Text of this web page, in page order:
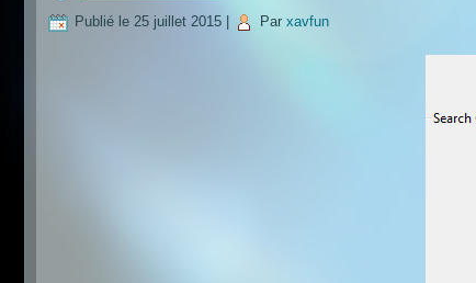
Publié le 25 juillet 2015 Par xavfun